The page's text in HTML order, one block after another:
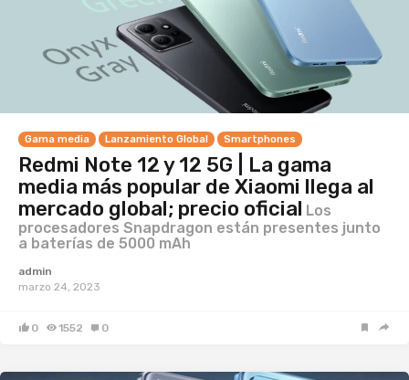
Gama media Lanzamiento Global Smartphones
Redmi Note 12 y 12 5G | La gama
media más popular de Xiaomi llega al
mercado global; precio oficial Los
procesadores Snapdragon están presentes junto
a baterías de 5000 mAh
admin
marzo 24, 2023
0 1552 0